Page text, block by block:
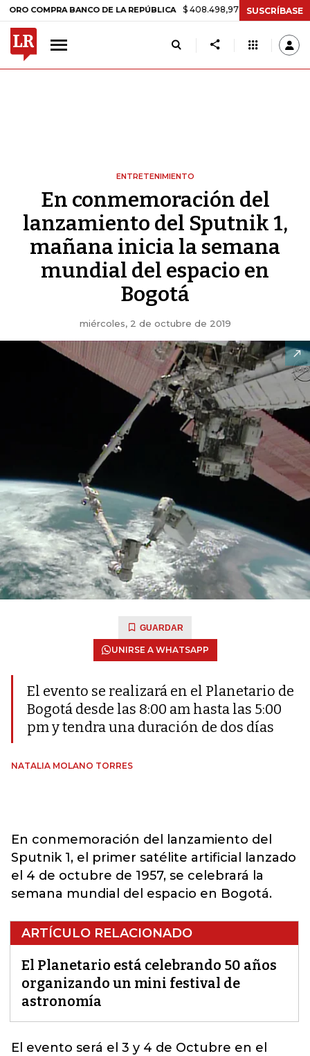
BANCO DE LA REPÚBLICA $ 408.498,97 +$ 8.753,81 +2,19%
SUSCRÍBASE
ENTRETENIMIENTO
En conmemoración del
lanzamiento del Sputnik 1,
mañana inicia la semana
mundial del espacio en
Bogotá
miércoles, 2 de octubre de 2019
GUARDAR
UNIRSE A WHATSAPP
El evento se realizará en el Planetario de
Bogotá desde las 8:00 am hasta las 5:00
pm y tendra una duración de dos días
NATALIA MOLANO TORRES
En conmemoración del lanzamiento del
Sputnik 1, el primer satélite artificial lanzado
el 4 de octubre de 1957, se celebrará la
semana mundial del espacio en Bogotá.
ARTÍCULO RELACIONADO
El Planetario está celebrando 50 años
organizando un mini festival de
astronomía
El evento será el 3 y 4 de Octubre en el